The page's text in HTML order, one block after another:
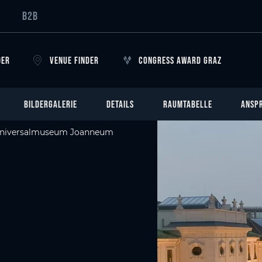
B2B
VENUE FINDER CONGRESS AWARD GRAZ
BILDERGALERIE DETAILS RAUMTABELLE
Joanneum